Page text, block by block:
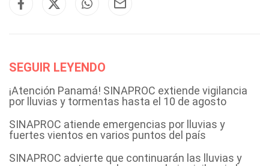
SEGUIR LEYENDO
¡Atención Panamá! SINAPROC extiende vigilancia
por lluvias y tormentas hasta el 10 de agosto
SINAPROC atiende emergencias por lluvias y
fuertes vientos en varios puntos del país
SINAPROC advierte que continuarán las lluvias y